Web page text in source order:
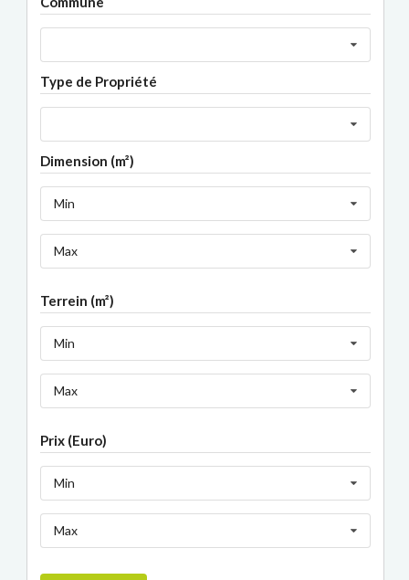
Type de Propriété
Dimension (m²)
Min
Max
Terrein (m²)
Min
Max
Prix (Euro)
Min
Max